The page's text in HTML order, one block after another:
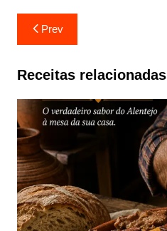
Navegação
de
artigos
Prev
Receitas relacionadas